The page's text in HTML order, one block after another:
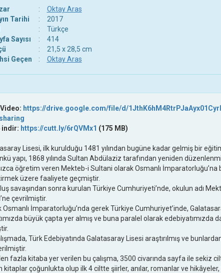
:
Oktay Aras
Tarihi
:
2017
:
Türkçe
Sayısı
:
414
:
21,5 x 28,5 cm
Geçen
: Oktay Aras
https://drive.google.com/file/d/
indir: https://cutt.ly/6rQVMx1 (175 MB)
Lisesi, ilk kurulduğu 1481 yılından bugüne kadar gelmiş bir
yapı, 1868 yılında Sultan Abdülaziz tarafından yeniden
öğretim veren Mekteb-i Sultani olarak Osmanlı İmparatorluğu’na
üzere faaliyete geçmiştir.
savaşından sonra kurulan Türkiye Cumhuriyeti’nde, okulun adı
çevrilmiştir.
Osmanlı İmparatorluğu’nda gerek Türkiye Cumhuriyet’inde,
büyük çapta yer almış ve buna paralel olarak edebiyatımızda
Türk Edebiyatında Galatasaray Lisesi araştırılmış ve
fazla kitaba yer verilen bu çalışma, 3500 civarında sayfa ile sekiz
kitaplar çoğunlukta olup ilk 4 ciltte şiirler, anılar, romanlar ve